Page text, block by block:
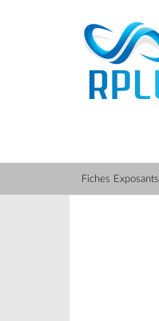
Fiches Exposants